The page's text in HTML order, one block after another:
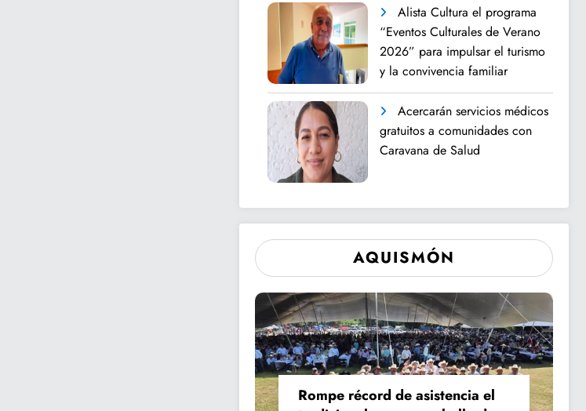
Alista Cultura el programa
“Eventos Culturales de Verano
2026” para impulsar el turismo
y la convivencia familiar
Acercarán servicios médicos
gratuitos a comunidades con
Caravana de Salud
AQUISMÓN
Rompe récord de asistencia el